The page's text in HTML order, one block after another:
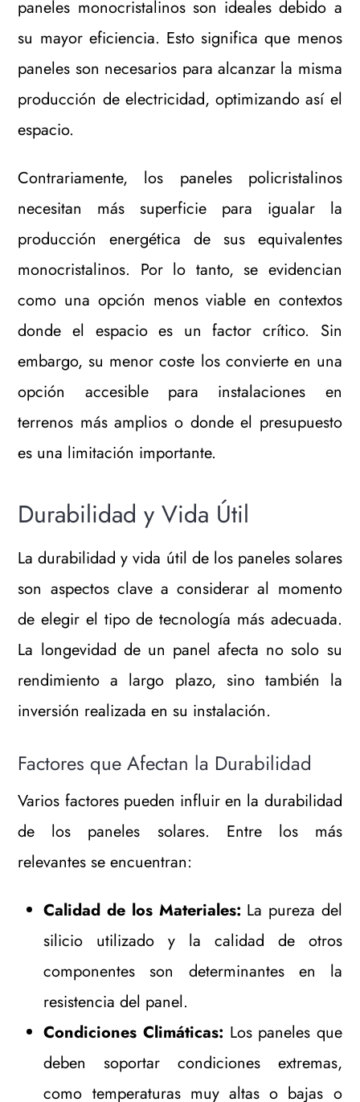
paneles monocristalinos son ideales debido a
su mayor eficiencia. Esto significa que menos
paneles son necesarios para alcanzar la misma
producción de electricidad, optimizando así el
espacio.
Contrariamente, los paneles policristalinos
necesitan más superficie para igualar la
producción energética de sus equivalentes
monocristalinos. Por lo tanto, se evidencian
como una opción menos viable en contextos
donde el espacio es un factor crítico. Sin
embargo, su menor coste los convierte en una
opción accesible para instalaciones en
terrenos más amplios o donde el presupuesto
es una limitación importante.
Durabilidad y Vida Útil
La durabilidad y vida útil de los paneles solares
son aspectos clave a considerar al momento
de elegir el tipo de tecnología más adecuada.
La longevidad de un panel afecta no solo su
rendimiento a largo plazo, sino también la
inversión realizada en su instalación.
Factores que Afectan la Durabilidad
Varios factores pueden influir en la durabilidad
de los paneles solares. Entre los más
relevantes se encuentran:
Calidad de los Materiales: La pureza del
silicio utilizado y la calidad de otros
componentes son determinantes en la
resistencia del panel.
Condiciones Climáticas: Los paneles que
deben soportar condiciones extremas,
como temperaturas muy altas o bajas o